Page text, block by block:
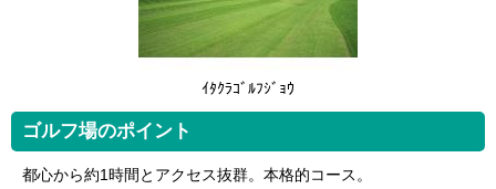
ｲﾀｸﾗｺﾞﾙﾌｼﾞｮｳ
ゴルフ場のポイント
都心から約1時間とアクセス抜群。本格的コース。